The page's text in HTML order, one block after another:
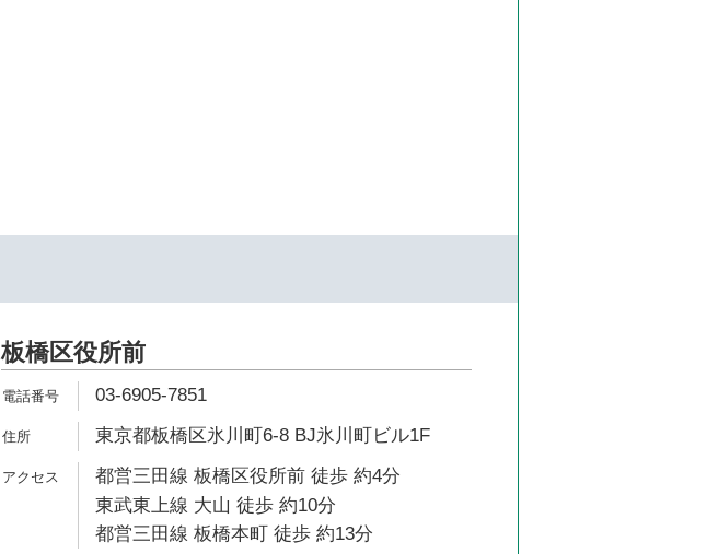
板橋区役所前
03-6905-7851
東京都板橋区氷川町6-8 BJ氷川町ビル1F
都営三田線 板橋区役所前 徒歩 約4分
東武東上線 大山 徒歩 約10分
都営三田線 板橋本町 徒歩 約13分